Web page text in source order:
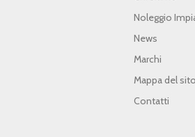
Noleggio
News
Marchi
Mappa del sito
Contatti